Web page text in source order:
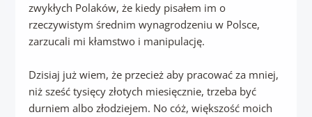
zwykłych Polaków, że kiedy pisałem im o
rzeczywistym średnim wynagrodzeniu w Polsce,
zarzucali mi kłamstwo i manipulację.
Dzisiaj już wiem, że przecież aby pracować za mniej,
niż sześć tysięcy złotych miesięcznie, trzeba być
durniem albo złodziejem. No cóż, większość moich